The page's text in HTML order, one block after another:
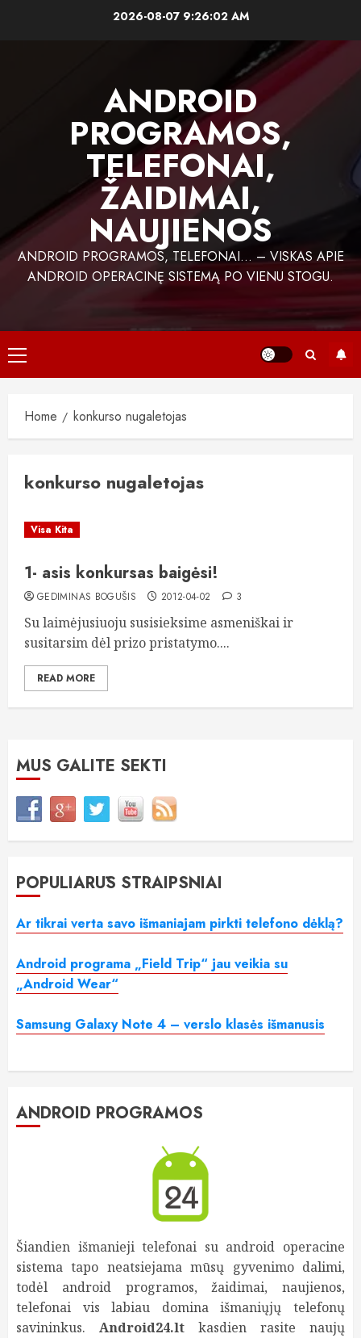
2026-08-07 9:26:02 AM
ANDROID
PROGRAMOS,
TELEFONAI,
ŽAIDIMAI,
NAUJIENOS
ANDROID PROGRAMOS, TELEFONAI… – VISKAS APIE
ANDROID OPERACINĘ SISTEMĄ PO VIENU STOGU.
Primary
Menu
Home konkurso nugaletojas
konkurso nugaletojas
Visa Kita
1- asis konkursas baigėsi!
GEDIMINAS BOGUŠIS 2012-04-02 3
Su laimėjusiuoju susisieksime asmeniškai ir
susitarsim dėl prizo pristatymo....
READ MORE
MUS GALITE SEKTI
POPULIARŪS STRAIPSNIAI
Ar tikrai verta savo išmaniajam pirkti telefono dėklą?
Android programa „Field Trip“ jau veikia su
„Android Wear“
Samsung Galaxy Note 4 – verslo klasės išmanusis
ANDROID PROGRAMOS
Šiandien išmanieji telefonai su android operacine
sistema tapo neatsiejama mūsų gyvenimo dalimi,
todėl android programos, žaidimai, naujienos,
telefonai vis labiau domina išmaniųjų telefonų
savininkus. Android24.lt kasdien rasite naujų